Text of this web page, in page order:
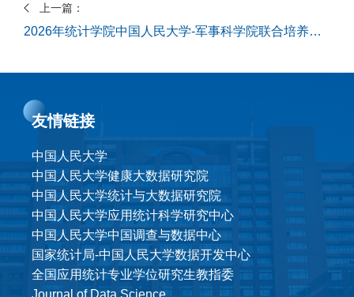
上一篇：
2026年统计学院中国人民大学-军事科学院联合培养博士综合考核成绩
友情链接
中国人民大学
中国人民大学健康大数据研究院
中国人民大学统计与大数据研究院
中国人民大学应用统计科学研究中心
中国人民大学中国调查与数据中心
国家统计局-中国人民大学数据开发中心
全国应用统计专业学位研究生教指委
Journal of Data Science